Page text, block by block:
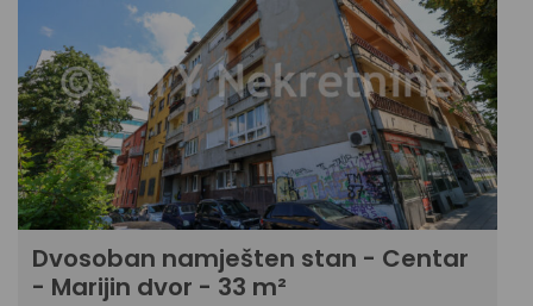
Dvosoban namješten stan - Centar
- Marijin dvor - 33 m²